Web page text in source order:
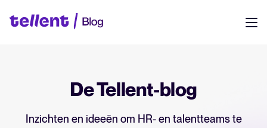
Resources
Eén platform voor werven, managen en groeien. Ontdek hoe alles
EN
De Tellent-blog
Inzichten en ideeën om HR- en talentteams te